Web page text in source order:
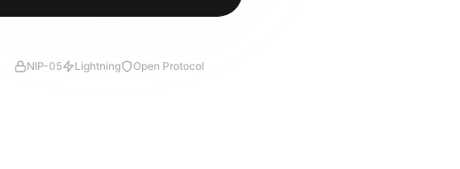
NIP-05 Lightning Open Protocol